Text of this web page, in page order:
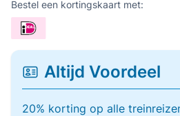
Bestel een kortingskaart met:
Altijd Voordeel
20% korting op alle